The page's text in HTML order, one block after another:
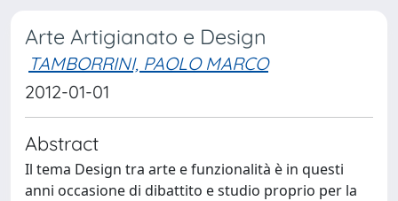
Arte Artigianato e Design
TAMBORRINI, PAOLO MARCO
2012-01-01
Abstract
Il tema Design tra arte e funzionalità è in questi
anni occasione di dibattito e studio proprio per la